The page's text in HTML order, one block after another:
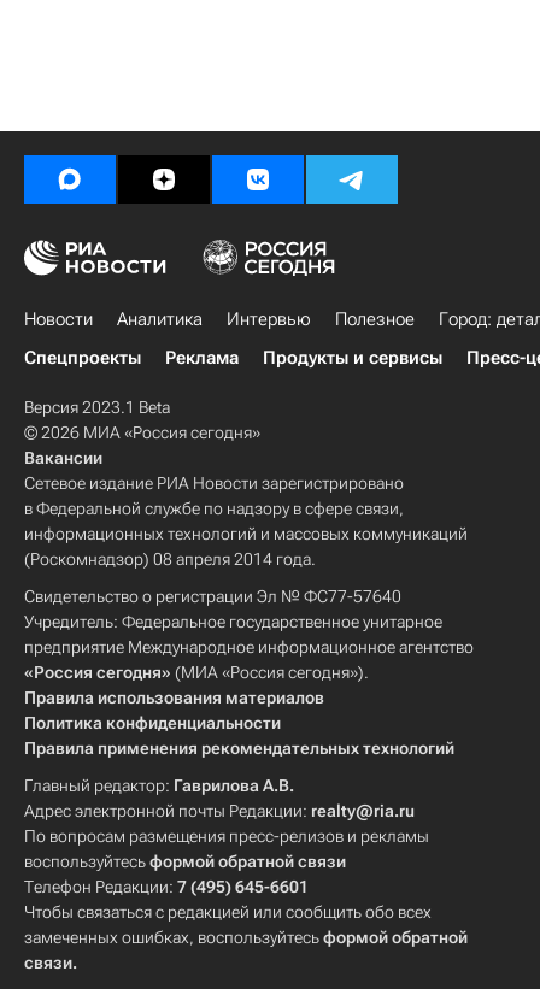
Новости Аналитика Интервью Полезное
Город:
Спецпроекты
Реклама Продукты и сервисы Пресс-
Версия 2023.1 Beta
© 2026 МИА «Россия сегодня»
Вакансии
Сетевое издание РИА Новости зарегистрировано
в Федеральной службе по надзору в сфере связи,
информационных технологий и массовых коммуникаций
(Роскомнадзор) 08 апреля 2014 года.
Свидетельство о регистрации Эл № ФС77-57640
Учредитель: Федеральное государственное унитарное
предприятие Международное информационное агентство
«Россия сегодня» (МИА «Россия сегодня»).
Правила использования материалов
Политика конфиденциальности
Правила применения рекомендательных технологий
Главный редактор: Гаврилова А.В.
Адрес электронной почты Редакции: realty@ria.ru
По вопросам размещения пресс-релизов и рекламы
воспользуйтесьформой обратной связи
Телефон Редакции: 7 (495) 645-6601
Чтобы связаться с редакцией или сообщить обо всех
замеченных ошибках, воспользуйтесьформой обратной
связи.